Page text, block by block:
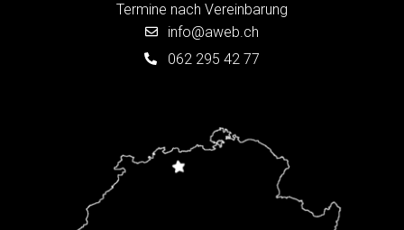
Termine nach Vereinbarung
info@aweb.ch
062 295 42 77